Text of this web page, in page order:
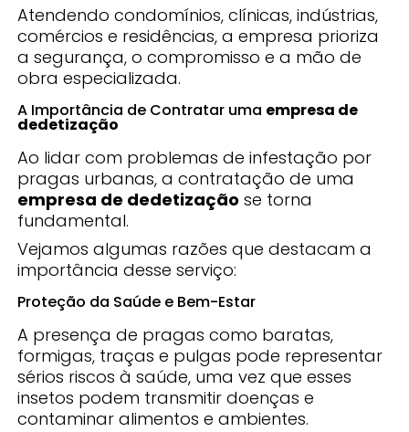
Atendendo condomínios, clínicas, indústrias,
comércios e residências, a empresa prioriza
a segurança, o compromisso e a mão de
obra especializada.
A Importância de Contratar uma empresa de
dedetização
Ao lidar com problemas de infestação por
pragas urbanas, a contratação de uma
empresa de dedetização se torna
fundamental.
Vejamos algumas razões que destacam a
importância desse serviço:
Proteção da Saúde e Bem-Estar
A presença de pragas como baratas,
formigas, traças e pulgas pode representar
sérios riscos à saúde, uma vez que esses
insetos podem transmitir doenças e
contaminar alimentos e ambientes.